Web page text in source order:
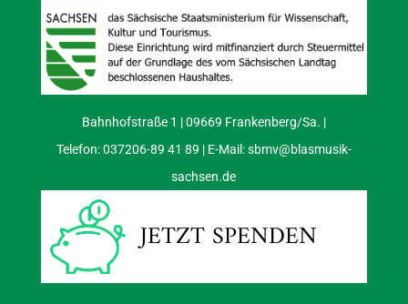
Bahnhofstraße 1 | 09669 Frankenberg/Sa. |
Telefon: 037206-89 41 89 | E-Mail:sbmv@blasmusik-
sachsen.de
JETZT SPENDEN